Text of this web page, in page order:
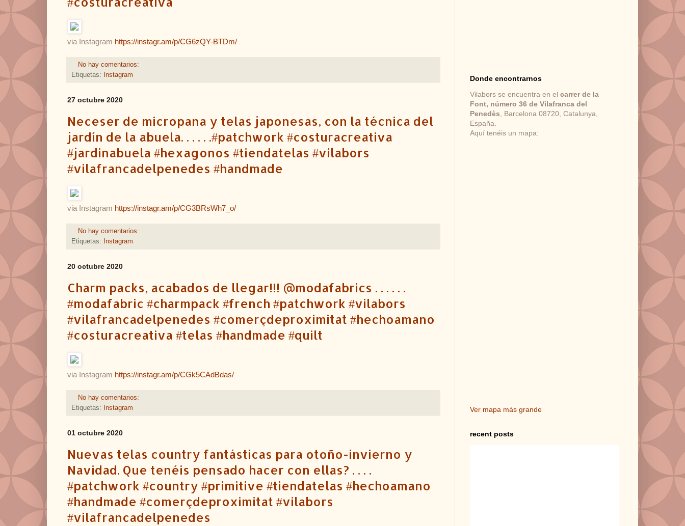
via Instagram https://instagr.am/p/CG6zQY-BTDm/
No hay comentarios:
Etiquetas:
Instagram
27 octubre 2020
Neceser de micropana y telas japonesas, con la técnica del
jardín de la abuela. . . . . .#patchwork #costuracreativa
#jardinabuela #hexagonos #tiendatelas #vilabors
#vilafrancadelpenedes #handmade
via Instagram https://instagr.am/p/CG3BRsWh7_o/
No hay comentarios:
Etiquetas:
Instagram
20 octubre 2020
Charm packs, acabados de llegar!!! @modafabrics . . . . . .
#modafabric #charmpack #french #patchwork #vilabors
#vilafrancadelpenedes #comerçdeproximitat #hechoamano
#costuracreativa #telas #handmade #quilt
via Instagram https://instagr.am/p/CGk5CAdBdas/
No hay comentarios:
Etiquetas:
Instagram
01 octubre 2020
Nuevas telas country fantásticas para otoño-invierno y
Navidad. Que tenéis pensado hacer con ellas? . . . .
#patchwork #country #primitive #tiendatelas #hechoamano
#handmade #comerçdeproximitat #vilabors
#vilafrancadelpenedes
Donde encontrarnos
Vilabors se encuentra en el carrer de la
Font, número 36 de Vilafranca del
Penedès, Barcelona 08720, Catalunya,
España.
Aquí tenéis un mapa:
Ver mapa más grande
recent posts